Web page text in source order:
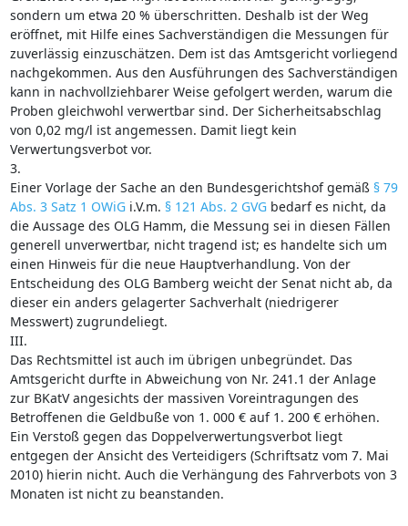
sondern um etwa 20 % überschritten. Deshalb ist der Weg
eröffnet, mit Hilfe eines Sachverständigen die Messungen für
zuverlässig einzuschätzen. Dem ist das Amtsgericht vorliegend
nachgekommen. Aus den Ausführungen des Sachverständigen
kann in nachvollziehbarer Weise gefolgert werden, warum die
Proben gleichwohl verwertbar sind. Der Sicherheitsabschlag
von 0,02 mg/l ist angemessen. Damit liegt kein
Verwertungsverbot vor.
3.
Einer Vorlage der Sache an den Bundesgerichtshof gemäß § 79
Abs. 3 Satz 1 OWiGi.V.m. § 121 Abs. 2 GVGbedarf es nicht, da
die Aussage des OLG Hamm, die Messung sei in diesen Fällen
generell unverwertbar, nicht tragend ist; es handelte sich um
einen Hinweis für die neue Hauptverhandlung. Von der
Entscheidung des OLG Bamberg weicht der Senat nicht ab, da
dieser ein anders gelagerter Sachverhalt (niedrigerer
Messwert) zugrundeliegt.
III.
Das Rechtsmittel ist auch im übrigen unbegründet. Das
Amtsgericht durfte in Abweichung von Nr. 241.1 der Anlage
zur BKatV angesichts der massiven Voreintragungen des
Betroffenen die Geldbuße von 1. 000 € auf 1. 200 € erhöhen.
Ein Verstoß gegen das Doppelverwertungsverbot liegt
entgegen der Ansicht des Verteidigers (Schriftsatz vom 7. Mai
2010) hierin nicht. Auch die Verhängung des Fahrverbots von 3
Monaten ist nicht zu beanstanden.